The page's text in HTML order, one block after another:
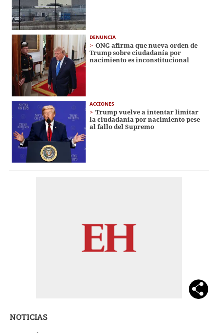
DENUNCIA
ONG afirma que nueva orden de
Trump sobre ciudadanía por
nacimiento es inconstitucional
ACCIONES
Trump vuelve a intentar limitar
la ciudadanía por nacimiento pese
al fallo del Supremo
NOTICIAS